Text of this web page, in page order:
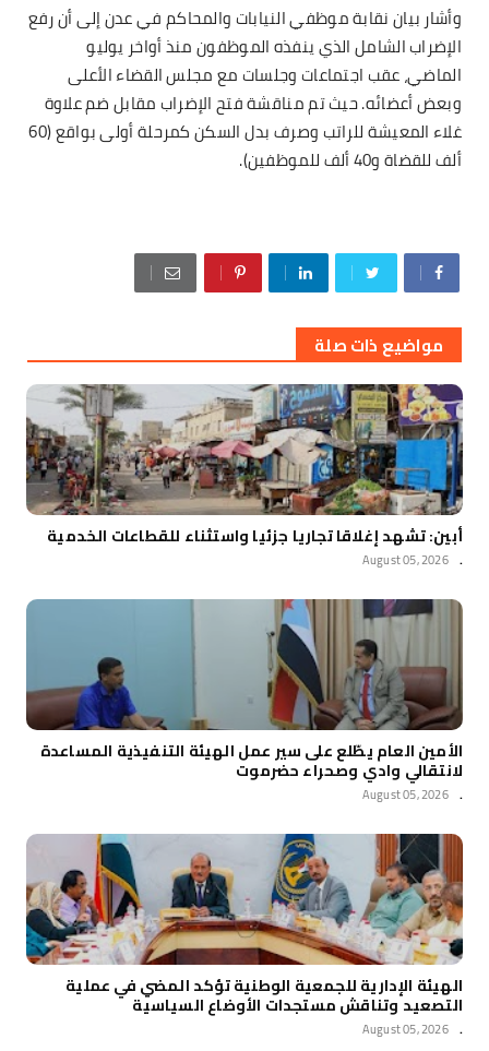
وأشار بيان نقابة موظفي النيابات والمحاكم في عدن إلى أن رفع
الإضراب الشامل الذي ينفذه الموظفون منذ أواخر يوليو
الماضي، عقب اجتماعات وجلسات مع مجلس القضاء الأعلى
وبعض أعضائه. حيث تم مناقشة فتح الإضراب مقابل ضم علاوة
غلاء المعيشة للراتب وصرف بدل السكن كمرحلة أولى بواقع (60
ألف للقضاة و40 ألف للموظفين).
مواضيع ذات صلة
​أبين: تشهد إغلاقا تجاريا جزئيا واستثناء للقطاعات الخدمية
.
August 05, 2026
الأمين العام يطّلع على سير عمل الهيئة التنفيذية المساعدة
لانتقالي وادي وصحراء حضرموت
.
August 05, 2026
الهيئة الإدارية للجمعية الوطنية تؤكد المضي في عملية
التصعيد وتناقش مستجدات الأوضاع السياسية
.
August 05, 2026